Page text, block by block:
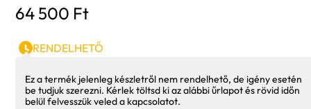
64 500 Ft
RENDELHETŐ
Ez a termék jelenleg készletről nem rendelhető, de igény esetén
be tudjuk szerezni. Kérlek töltsd ki az alábbi űrlapot és rövid időn
belül felvesszük veled a kapcsolatot.